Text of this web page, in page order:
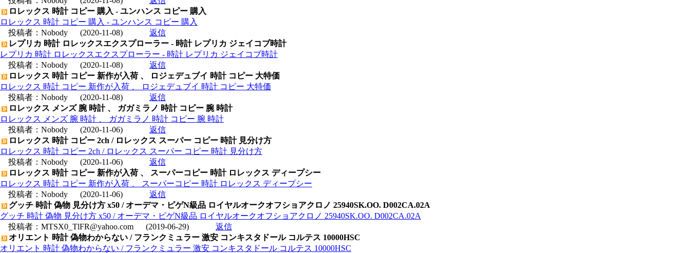
ロレックス 時計 コピー 購入 - ユンハンス コピー 購入
ロレックス 時計 コピー 購入 - ユンハンス コピー 購入
投稿者： Nobody (2020-11-08)
返信
レプリカ 時計 ロレックスエクスプローラー - 時計 レプリカ ジェイコブ時計
レプリカ 時計 ロレックスエクスプローラー - 時計 レプリカ ジェイコブ時計
投稿者： Nobody (2020-11-08)
返信
ロレックス 時計 コピー 新作が入荷 、 ロジェデュブイ 時計 コピー 大特価
ロレックス 時計 コピー 新作が入荷 、 ロジェデュブイ 時計 コピー 大特価
投稿者： Nobody (2020-11-08)
返信
ロレックス メンズ 腕 時計 、 ガガミラノ 時計 コピー 腕 時計
ロレックス メンズ 腕 時計 、 ガガミラノ 時計 コピー 腕 時計
投稿者： Nobody (2020-11-06)
返信
ロレックス 時計 コピー 2ch / ロレックス スーパー コピー 時計 見分け方
ロレックス 時計 コピー 2ch / ロレックス スーパー コピー 時計 見分け方
投稿者： Nobody (2020-11-06)
返信
ロレックス 時計 コピー 新作が入荷 、 スーパーコピー 時計 ロレックス ディープシー
ロレックス 時計 コピー 新作が入荷 、 スーパーコピー 時計 ロレックス ディープシー
投稿者： Nobody (2020-11-06)
返信
グッチ 時計 偽物 見分け方 x50 / オーデマ・ピゲN級品 ロイヤルオークオフショアクロノ 25940SK.OO. D002CA.02A
グッチ 時計 偽物 見分け方 x50 / オーデマ・ピゲN級品 ロイヤルオークオフショアクロノ 25940SK.OO. D002CA.02A
投稿者： MTSX0_TlFR@yahoo.com (2019-06-29)
返信
オリエント 時計 偽物わからない / フランクミュラー 激安 コンキスタドール コルテス 10000HSC
オリエント 時計 偽物わからない / フランクミュラー 激安 コンキスタドール コルテス 10000HSC